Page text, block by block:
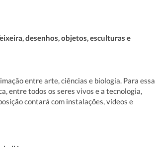
desenhos, objetos, esculturas e
entre arte, ciências e biologia. Para essa
entre todos os seres vivos e a tecnologia,
contará com instalações, vídeos e